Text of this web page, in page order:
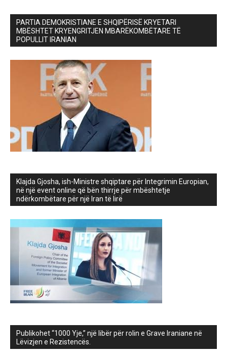
PARTIA DEMOKRISTIANE E SHQIPËRISË KRYETARI
MBËSHTET KRYENGRITJEN MBARËKOMBËTARE TË
POPULLIT IRANIAN
Klajda Gjosha, ish-Ministre shqiptare për Integrimin Europian,
në një event online që bën thirrje për mbështetje
ndërkombëtare për një Iran të lirë
Publikohet “1000 Yje,” një libër për rolin e Grave Iraniane në
Lëvizjen e Rezistencës.